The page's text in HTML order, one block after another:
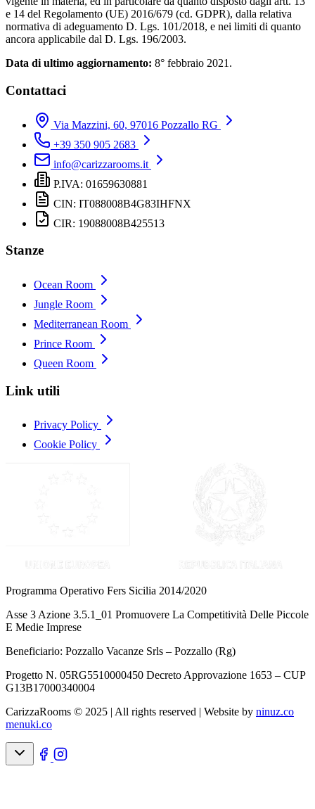
e 14 del Regolamento (UE) 2016/679 (cd. GDPR), dalla relativa
normativa di adeguamento D. Lgs. 101/2018, e nei limiti di quanto
ancora applicabile dal D. Lgs. 196/2003.
Data di ultimo aggiornamento: 8° febbraio 2021.
Contattaci
Via Mazzini, 60, 97016 Pozzallo RG
+39 350 905 2683
info@carizzarooms.it
P.IVA: 01659630881
CIN: IT088008B4G83IHFNX
CIR: 19088008B425513
Stanze
Ocean Room
Jungle Room
Mediterranean Room
Prince Room
Queen Room
Link utili
Privacy Policy
Cookie Policy
Programma Operativo Fers Sicilia 2014/2020
Asse 3 Azione 3.5.1_01 Promuovere La Competitività Delle Piccole
E Medie Imprese
Beneficiario: Pozzallo Vacanze Srls – Pozzallo (Rg)
Progetto N. 05RG5510000450 Decreto Approvazione 1653 – CUP
G13B17000340004
CarizzaRooms © 2025 | All rights reserved | Website by ninuz.co
menuki.co